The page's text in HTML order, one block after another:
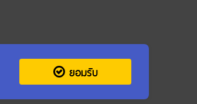
ยอมรับ